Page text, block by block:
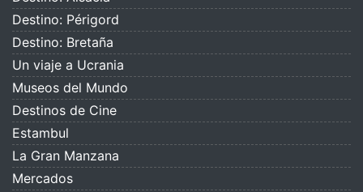
Destino: Périgord
Destino: Bretaña
Un viaje a Ucrania
Museos del Mundo
Destinos de Cine
Estambul
La Gran Manzana
Mercados